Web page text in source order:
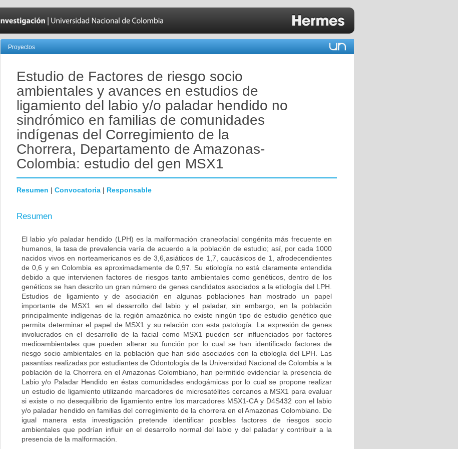
Proyectos
Estudio de Factores de riesgo socio
ambientales y avances en estudios de
ligamiento del labio y/o paladar hendido no
sindrómico en familias de comunidades
indígenas del Corregimiento de la
Chorrera, Departamento de Amazonas-
Colombia: estudio del gen MSX1
Resumen | Convocatoria | Responsable
Resumen
El labio y/o paladar hendido (LPH) es la malformación craneofacial congénita más frecuente en
humanos, la tasa de prevalencia varía de acuerdo a la población de estudio; así, por cada 1000
nacidos vivos en norteamericanos es de 3,6,asiáticos de 1,7, caucásicos de 1, afrodecendientes
de 0,6 y en Colombia es aproximadamente de 0,97. Su etiología no está claramente entendida
debido a que intervienen factores de riesgos tanto ambientales como genéticos, dentro de los
genéticos se han descrito un gran número de genes candidatos asociados a la etiología del LPH.
Estudios de ligamiento y de asociación en algunas poblaciones han mostrado un papel
importante de MSX1 en el desarrollo del labio y el paladar, sin embargo, en la población
principalmente indígenas de la región amazónica no existe ningún tipo de estudio genético que
permita determinar el papel de MSX1 y su relación con esta patología. La expresión de genes
involucrados en el desarrollo de la facial como MSX1 pueden ser influenciados por factores
medioambientales que pueden alterar su función por lo cual se han identificado factores de
riesgo socio ambientales en la población que han sido asociados con la etiología del LPH. Las
pasantías realizadas por estudiantes de Odontología de la Universidad Nacional de Colombia a la
población de la Chorrera en el Amazonas Colombiano, han permitido evidenciar la presencia de
Labio y/o Paladar Hendido en éstas comunidades endogámicas por lo cual se propone realizar
un estudio de ligamiento utilizando marcadores de microsatélites cercanos a MSX1 para evaluar
si existe o no desequilibrio de ligamiento entre los marcadores MSX1-CA y D4S432 con el labio
y/o paladar hendido en familias del corregimiento de la chorrera en el Amazonas Colombiano. De
igual manera esta investigación pretende identificar posibles factores de riesgos socio
ambientales que podrían influir en el desarrollo normal del labio y del paladar y contribuir a la
presencia de la malformación.